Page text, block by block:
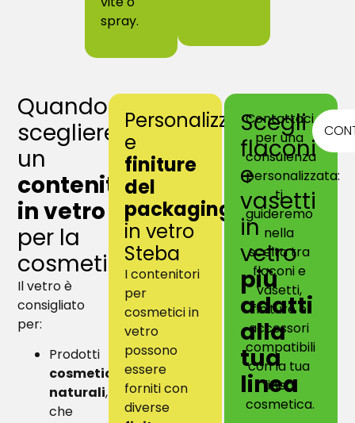
spray.
Quando
scegliere
un
contenitore
in vetro
per la
cosmetica?
Il vetro è
consigliato
per:
Prodotti
cosmetici
naturali,
che
Personalizzazione
e
finiture
del
packaging
in vetro
Steba
I contenitori
per
cosmetici in
vetro
possono
essere
forniti con
diverse
Scegli
flaconi
e
vasetti
in
vetro
più
adatti
alla
tua
linea
Contattaci
per una
consulenza
personalizzata:
ti
guideremo
nella
scelta tra
flaconi e
vasetti,
finiture e
accessori
compatibili
con la tua
linea
cosmetica.